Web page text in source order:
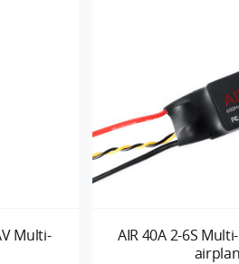
Multi-
AIR 40A 2-6S